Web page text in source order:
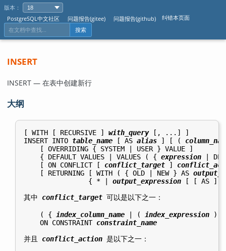
版本：
PostgreSQL中文社区
问题报告(gitee) 问题报告(github) 纠错本页面
搜索
INSERT
INSERT — 在表中创建新行
大纲
[ WITH [ RECURSIVE ] with_query [, ...] ]
INSERT INTO table_name [ AS alias ] [ (
    [ OVERRIDING { SYSTEM | USER } VALUE ]
    { DEFAULT VALUES | VALUES ( {
expression |
    [ ON CONFLICT [
conflict_target ]
    [ RETURNING [ WITH ( { OLD | NEW } AS
                { * |
output_expression [ [ AS ]
其中 conflict_target 可以是以下之一：
    ( {
index_column_name | ( index_expression ) }
    ON CONSTRAINT
constraint_name
并且 conflict_action 是以下之一：